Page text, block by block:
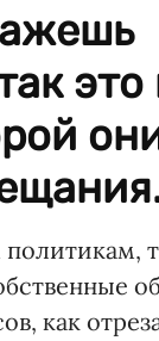
это
как